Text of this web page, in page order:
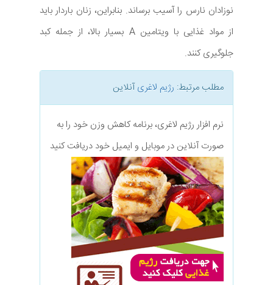
نوزادان نارس را آسیب برساند. بنابراین، زنان باردار باید
از مواد غذایی با ویتامین A بسیار بالا، از جمله کبد
جلوگیری کنند.
مطلب مرتبط: رژیم لاغریآنلاین
نرم افزار رژیم لاغری، برنامه کاهش وزن خود را به
صورت آنلاین در موبایل و ایمیل خود دریافت کنید